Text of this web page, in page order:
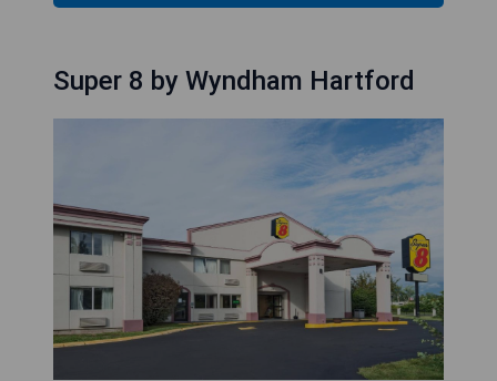
Super 8 by Wyndham Hartford